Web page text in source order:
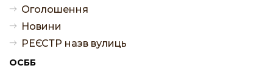
Оголошення
Новини
РЕЄСТР назв вулиць
ОСББ